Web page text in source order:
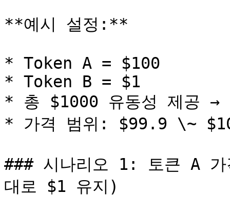
**예시 설정:**
* Token A = $100
* Token B = $1
* 총 $1000 유동성 제공
* 가격 범위: $99.9 \~
### 시나리오 1: 토큰 A
대로 $1 유지)